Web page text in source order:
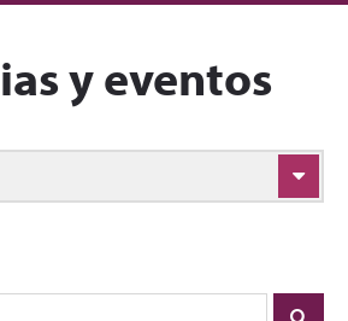
y eventos